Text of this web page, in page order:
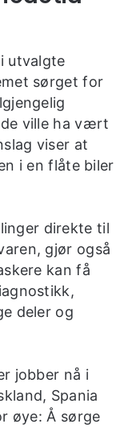
utvalgte
sørget for
ville ha vært
viser at
i en flåte biler
direkte til
gjør også
kan få
deler og
jobber nå i
Spania
øye: Å sørge